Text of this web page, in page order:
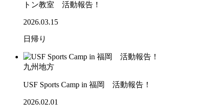
トン教室 活動報告！
2026.03.15
日帰り
九州地方
USF Sports Camp in 福岡 活動報告！
2026.02.01